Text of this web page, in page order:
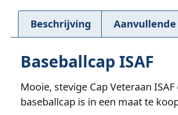
Beschrijving
Baseballcap ISAF
Mooie, stevige Cap Veteraan
baseballcap is in een maat te